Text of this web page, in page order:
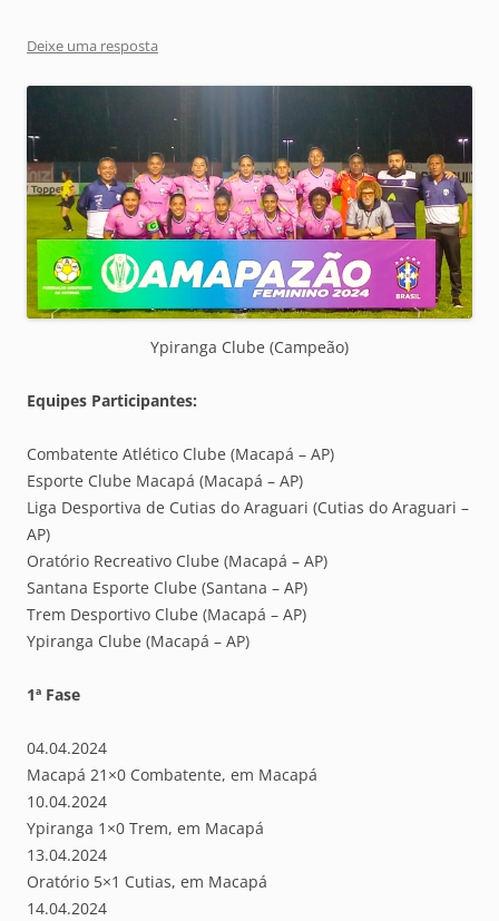
Deixe uma resposta
Ypiranga Clube (Campeão)
Equipes Participantes:
Combatente Atlético Clube (Macapá – AP)
Esporte Clube Macapá (Macapá – AP)
Liga Desportiva de Cutias do Araguari (Cutias do Araguari –
AP)
Oratório Recreativo Clube (Macapá – AP)
Santana Esporte Clube (Santana – AP)
Trem Desportivo Clube (Macapá – AP)
Ypiranga Clube (Macapá – AP)
1ª Fase
04.04.2024
Macapá 21×0 Combatente, em Macapá
10.04.2024
Ypiranga 1×0 Trem, em Macapá
13.04.2024
Oratório 5×1 Cutias, em Macapá
14.04.2024